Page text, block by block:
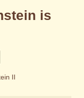
is
II